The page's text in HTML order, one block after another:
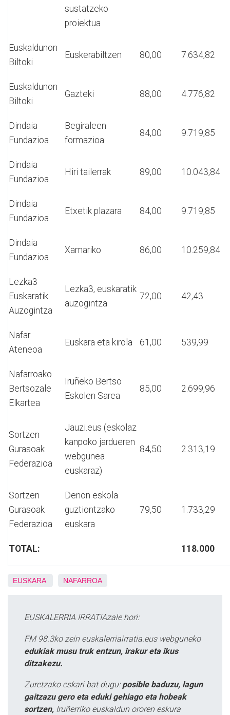
sustatzeko
proiektua
Euskaldunon
Biltoki
Euskerabiltzen 80,00 7.634,82
Euskaldunon
Biltoki
Gazteki 88,00 4.776,82
Dindaia
Fundazioa
Begiraleen
formazioa
84,00 9.719,85
Dindaia
Fundazioa
Hiri tailerrak 89,00 10.043,84
Dindaia
Fundazioa
Etxetik plazara 84,00 9.719,85
Dindaia
Fundazioa
Xamariko 86,00 10.259,84
Lezka3
Euskaratik
Auzogintza
Lezka3, euskaratik
auzogintza
72,00 42,43
Nafar
Ateneoa
Euskara eta kirola 61,00 539,99
Nafarroako
Bertsozale
Elkartea
Iruñeko Bertso
Eskolen Sarea
85,00 2.699,96
Sortzen
Gurasoak
Federazioa
Jauzi.eus (eskolaz
kanpoko jardueren
webgunea
euskaraz)
84,50 2.313,19
Sortzen
Gurasoak
Federazioa
Denon eskola
guztiontzako
euskara
79,50 1.733,29
TOTAL: 118.000
EUSKARA NAFARROA
EUSKALERRIA IRRATIAzale hori:
FM 98.3ko zein euskalerriairratia.eus webguneko
edukiak musu truk entzun, irakur eta ikus
ditzakezu.
Zuretzako eskari bat dugu: posible baduzu, lagun
gaitzazu gero eta eduki gehiago eta hobeak
sortzen, Iruñerriko euskaldun ororen eskura